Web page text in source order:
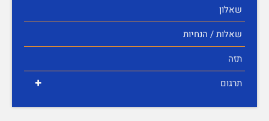
שאלון
שאלות / הנחיות
תזה
+ תרגום